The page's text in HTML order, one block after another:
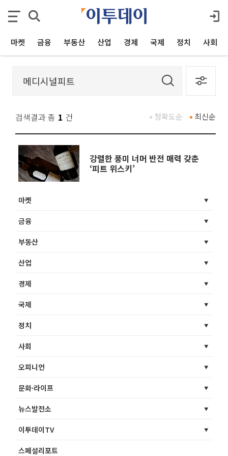
마켓 금융 부동산 산업 경제 국제 정치 사회
검색결과 총 1 건 최신순
정확도순
강렬한 풍미 너머 반전 매력 갖춘
‘피트 위스키’
마켓
금융
부동산
산업
경제
국제
정치
사회
오피니언
문화·라이프
뉴스발전소
이투데이TV
스페셜리포트